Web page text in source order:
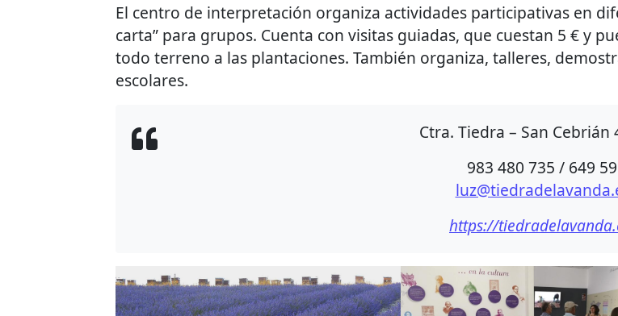
El centro de interpretación organiza actividades participativas en
carta” para grupos. Cuenta con visitas guiadas, que cuestan 5 € y
todo terreno a las plantaciones. También organiza, talleres,
escolares.
Ctra. Tiedra – San Cebrián
983 480 735 / 649
https://